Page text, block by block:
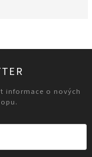
informace o nových